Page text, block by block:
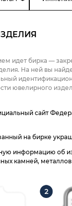
идет бирка —
На ней вы
ювелирного
сайт
на бирке
информацию об
камней,